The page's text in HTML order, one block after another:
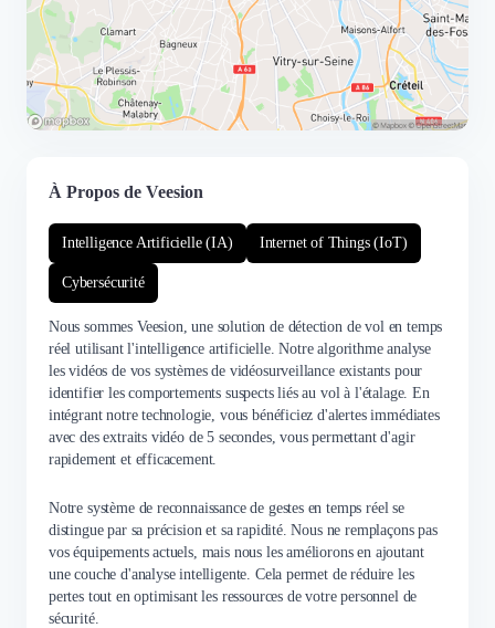
À Propos de Veesion
Intelligence Artificielle (IA) Internet of Things (IoT)
Cybersécurité
Nous sommes Veesion, une solution de détection de vol en temps
réel utilisant l'intelligence artificielle. Notre algorithme analyse
les vidéos de vos systèmes de vidéosurveillance existants pour
identifier les comportements suspects liés au vol à l'étalage. En
intégrant notre technologie, vous bénéficiez d'alertes immédiates
avec des extraits vidéo de 5 secondes, vous permettant d'agir
rapidement et efficacement.
Notre système de reconnaissance de gestes en temps réel se
distingue par sa précision et sa rapidité. Nous ne remplaçons pas
vos équipements actuels, mais nous les améliorons en ajoutant
une couche d'analyse intelligente. Cela permet de réduire les
pertes tout en optimisant les ressources de votre personnel de
sécurité.